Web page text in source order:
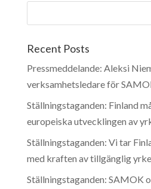
Recent Posts
Pressmeddelande: Aleksi
verksamhetsledare för
Ställningstaganden: Finland
europeiska utvecklingen av
Ställningstaganden: Vi tar
med kraften av tillgänglig
Ställningstaganden: SAMOK